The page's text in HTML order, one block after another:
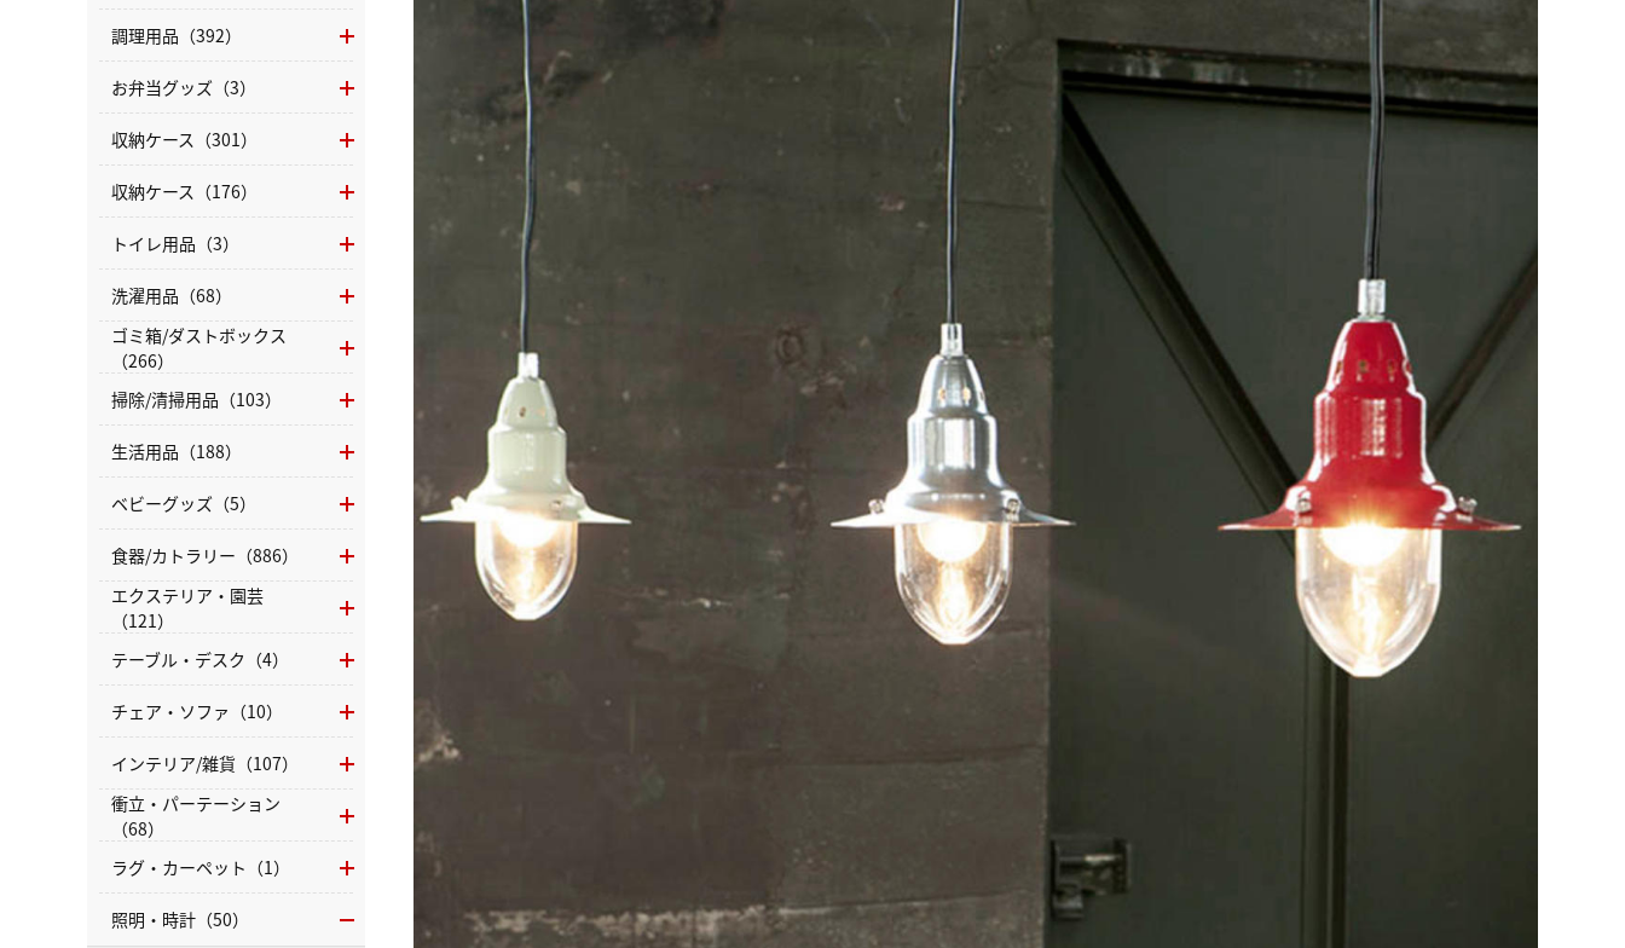
調理用品（392）
お弁当グッズ（3）
収納ケース（301）
収納ケース（176）
トイレ用品（3）
洗濯用品（68）
ゴミ箱/ダストボックス
（266）
掃除/清掃用品（103）
生活用品（188）
ベビーグッズ（5）
食器/カトラリー（886）
エクステリア・園芸
（121）
テーブル・デスク（4）
チェア・ソファ（10）
インテリア/雑貨（107）
衝立・パーテーション
（68）
ラグ・カーペット（1）
照明・時計（50）